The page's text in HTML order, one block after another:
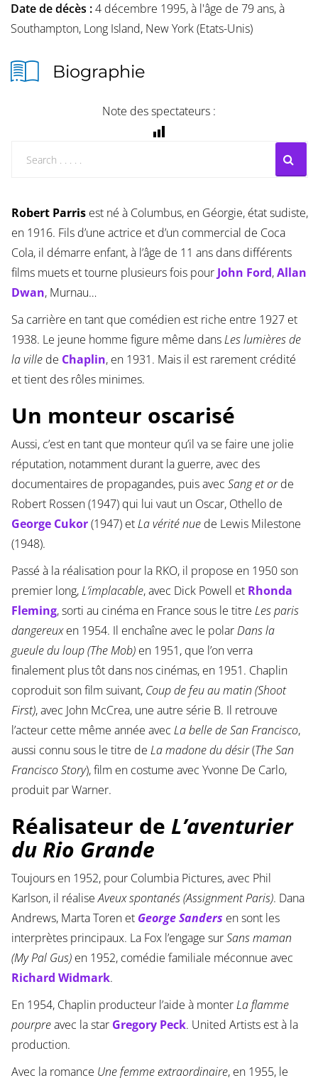
Date de décès :4 décembre 1995, à l'âge de 79 ans, à
Southampton, Long Island, New York (Etats-Unis)
Biographie
Note des spectateurs :
Robert Parrisest né à Columbus, en Géorgie, état sudiste,
en 1916. Fils d’une actrice et d’un commercial de Coca
Cola, il démarre enfant, à l’âge de 11 ans dans différents
films muets et tourne plusieurs fois pour John Ford,Allan
Dwan, Murnau…
Sa carrière en tant que comédien est riche entre 1927 et
1938. Le jeune homme figure même dansLes lumières de
la villede Chaplin, en 1931. Mais il est rarement crédité
et tient des rôles minimes.
Un monteur oscarisé
Aussi, c’est en tant que monteur qu’il va se faire une jolie
réputation, notamment durant la guerre, avec des
documentaires de propagandes, puis avec Sang et orde
Robert Rossen (1947) qui lui vaut un Oscar, Othello de
George Cukor(1947) etLa vérité nuede Lewis Milestone
(1948).
Passé à la réalisation pour la RKO, il propose en 1950 son
premier long,L’implacable, avec Dick Powell et Rhonda
Fleming, sorti au cinéma en France sous le titre Les paris
dangereuxen 1954. Il enchaîne avec le polarDans la
gueule du loup (The Mob)en 1951, que l’on verra
finalement plus tôt dans nos cinémas, en 1951. Chaplin
coproduit son film suivant,Coup de feu au matin (Shoot
First), avec John McCrea, une autre série B. Il retrouve
l’acteur cette même année avec La belle de San Francisco,
aussi connu sous le titre de La madone du désir(The San
Francisco Story), film en costume avec Yvonne De Carlo,
produit par Warner.
Réalisateur de L’aventurier
du Rio Grande
Toujours en 1952, pour Columbia Pictures, avec Phil
Karlson, il réaliseAveux spontanés (Assignment Paris). Dana
Andrews, Marta Toren et George Sanders en sont les
interprètes principaux. La Fox l’engage surSans maman
(My Pal Gus)en 1952, comédie familiale méconnue avec
Richard Widmark.
En 1954, Chaplin producteur l’aide à monterLa flamme
pourpreavec la star Gregory Peck. United Artists est à la
production.
Avec la romance Une femme extraordinaire, en 1955, le